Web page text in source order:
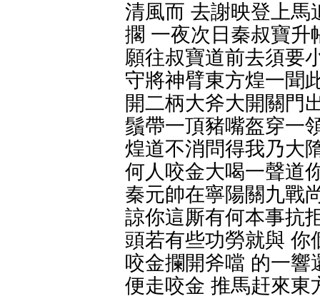
清風而 去謝映登上馬
擱 一夜次日秦叔寶升
願往叔寶道前去須要
守將神臂東方煌一聞
開二柄大斧大開關門
鬚帶一頂豬嘴盔穿一
煌道不消問得我乃大
何人咬金大喝一聲道
秦元帥在寧陽關九戰
諒你這厮有何本事抗
頭若有些功勞就與 你
咬金攔開斧噹 的一響
便走咬金 推馬赶來東